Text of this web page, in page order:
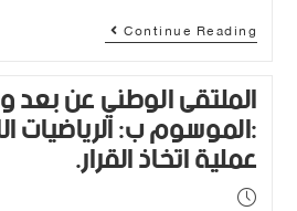
Continue Reading
الملتقى الوطني عن بعد
:الموسوم ب: الرياضيات
عملية اتخاذ القرار.